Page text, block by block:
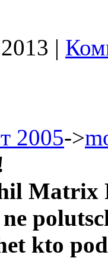
|
2005->
Matrix
kto